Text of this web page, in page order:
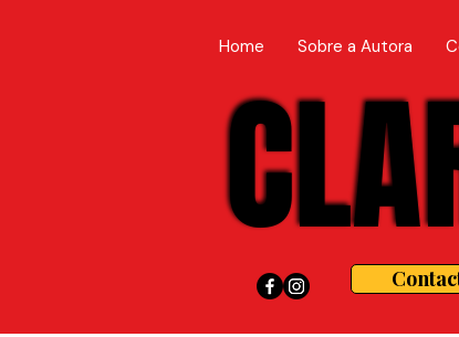
Home Sobre a Autora